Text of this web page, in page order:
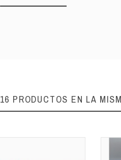
16 PRODUCTOS EN LA